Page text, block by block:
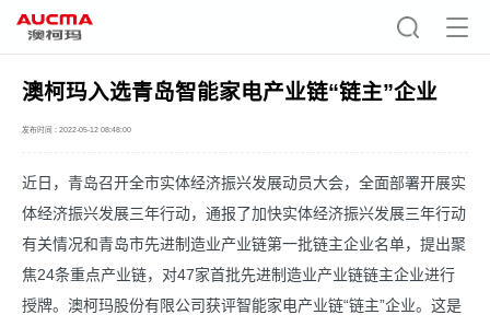
澳柯玛入选青岛智能家电产业链“链主”企业
发布时间 : 2022-05-12 08:48:00
近日，青岛召开全市实体经济振兴发展动员大会，全面部署开展实
体经济振兴发展三年行动，通报了加快实体经济振兴发展三年行动
有关情况和青岛市先进制造业产业链第一批链主企业名单，提出聚
焦24条重点产业链，对47家首批先进制造业产业链链主企业进行
授牌。 澳柯玛股份有限公司获评智能家电产业链“链主”企业。这是